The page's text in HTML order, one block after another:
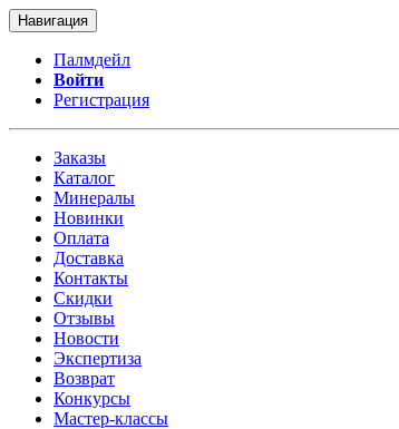
Навигация
Палмдейл
Войти
Регистрация
Заказы
Каталог
Минералы
Новинки
Оплата
Доставка
Контакты
Скидки
Отзывы
Новости
Экспертиза
Возврат
Конкурсы
Мастер-классы